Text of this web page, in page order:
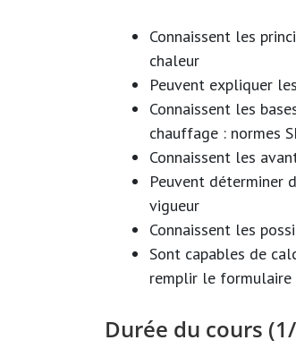
Connaissent les
chaleur
Peuvent expliquer
Connaissent les
chauffage : normes
Connaissent les
Peuvent déterminer
vigueur
Connaissent les
Sont capables de
remplir le formulaire
Durée du cours